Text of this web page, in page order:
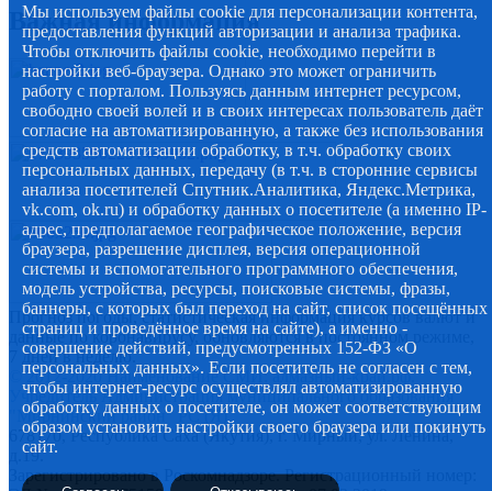
Важная информация
Прогноз погоды, статистическая информация курсов валют и
данные по коронавирусу, обновляются в постоянном режиме,
7 дней в неделю.
© 2012-2020 Наименование СМИ: алмазный-край.рф.
Учредитель Администрация муниципального образования
"Мирнинский район" РС (Я)
678170, Республика Саха (Якутия), г. Мирный, ул. Ленина,
д.19.
Зарегистрировано в Роскомнадзоре. Регистрационный номер:
Мы используем файлы cookie для персонализации контента,
предоставления функций авторизации и анализа трафика.
Чтобы отключить файлы cookie, необходимо перейти в
настройки веб-браузера. Однако это может ограничить
работу с порталом. Пользуясь данным интернет ресурсом,
свободно своей волей и в своих интересах пользователь даёт
согласие на автоматизированную, а также без использования
средств автоматизации обработку, в т.ч. обработку своих
персональных данных, передачу (в т.ч. в сторонние сервисы
анализа посетителей Спутник.Аналитика, Яндекс.Метрика,
vk.com, ok.ru) и обработку данных о посетителе (а именно IP-
адрес, предполагаемое географическое положение, версия
браузера, разрешение дисплея, версия операционной
системы и вспомогательного программного обеспечения,
модель устройства, ресурсы, поисковые системы, фразы,
баннеры, с которых был переход на сайт, список посещённых
страниц и проведённое время на сайте), а именно -
совершение действий, предусмотренных 152-ФЗ «О
персональных данных». Если посетитель не согласен с тем,
чтобы интернет-ресурс осуществлял автоматизированную
обработку данных о посетителе, он может соответствующим
образом установить настройки своего браузера или покинуть
сайт.